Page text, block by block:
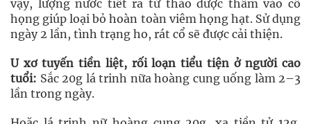
vậy, lượng nước tiết ra từ thảo dược thấm vào cổ
họng giúp loại bỏ hoàn toàn viêm họng hạt. Sử dụng
ngày 2 lần, tình trạng ho, rát cổ sẽ được cải thiện.
U xơ tuyến tiền liệt, rối loạn tiểu tiện ở người cao
tuổi: Sắc 20g lá trinh nữa hoàng cung uống làm 2–3
lần trong ngày.